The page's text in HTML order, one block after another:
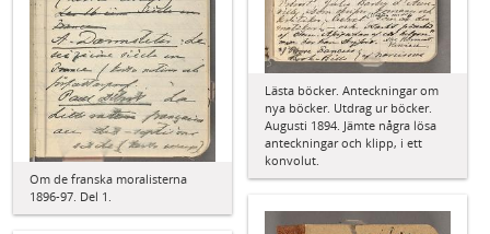
Lästa böcker. Anteckningar om
nya böcker. Utdrag ur böcker.
Augusti 1894. Jämte några lösa
anteckningar och klipp, i ett
konvolut.
Om de franska moralisterna
1896-97. Del 1.